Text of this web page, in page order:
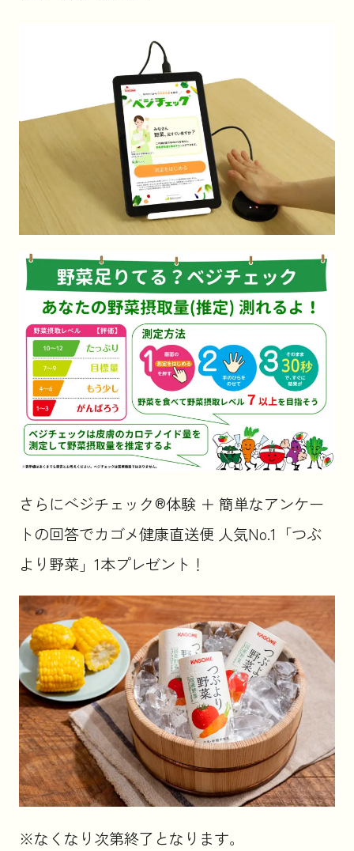
法人のお客様はこちら
さらにベジチェック®体験 ＋ 簡単なアンケー
トの回答でカゴメ健康直送便 人気No.1「つぶ
より野菜」1本プレゼント！
※なくなり次第終了となります。